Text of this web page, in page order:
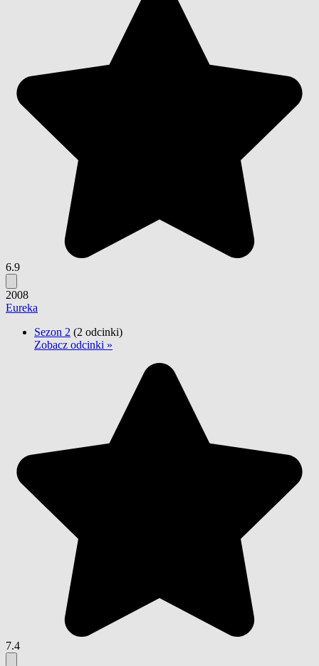
6.9
2008
Eureka
Sezon 2 (2 odcinki)
Zobacz odcinki »
7.4